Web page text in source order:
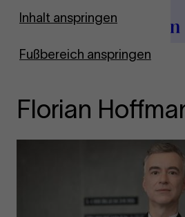
Inhalt anspringen
Fußbereich anspringen
Zur Startseite
Florian